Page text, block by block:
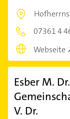
07361 4
Webseite
Esber M.
V. Dr.